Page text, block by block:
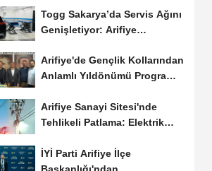
Togg Sakarya’da Servis Ağını
Genişletiyor: Arifiye
Arifiye'de Gençlik Kollarından
Anlamlı Yıldönümü Programı:
Arifiye Sanayi Sitesi'nde
Tehlikeli Patlama: Elektrik
İYİ Parti Arifiye İlçe